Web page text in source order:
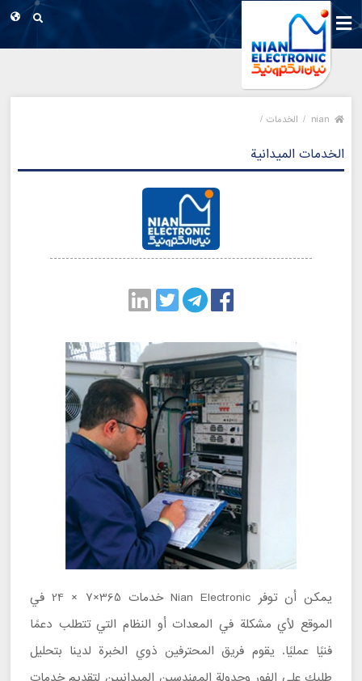
nian
/ الخدمات /
الخدمات الميدانية
يمكن أن توفر Nian Electronic خدمات 365×7 × 24 في
الموقع لأي مشكلة في المعدات أو النظام التي تتطلب دعمًا
فنيًا عمليًا. يقوم فريق المحترفين ذوي الخبرة لدينا بتحليل
طلبك على الفور وجدولة المهندسين الميدانيين لتقديم خدمات